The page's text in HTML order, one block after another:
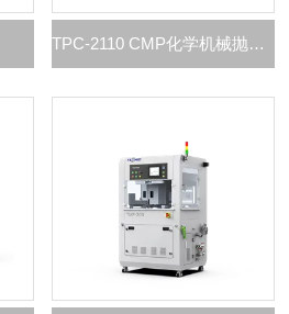
TPC-2110 CMP化学机械抛光系统